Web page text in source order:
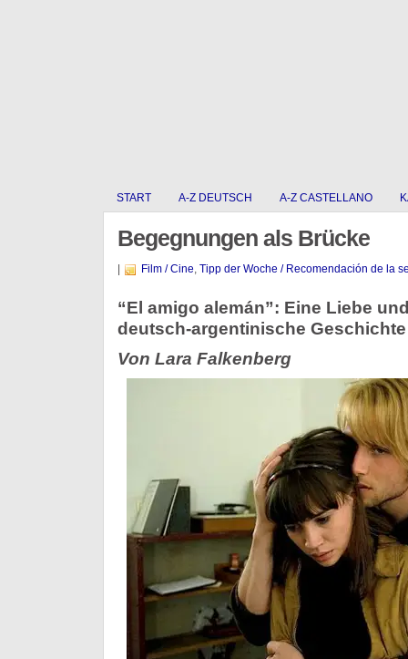
START A-Z DEUTSCH A-Z CASTELLANO
Begegnungen als Brücke
Film / Cine, Tipp der Woche / Recomendación de la
“El amigo alemán”: Eine Liebe
deutsch-argentinische Geschichte
Von Lara Falkenberg